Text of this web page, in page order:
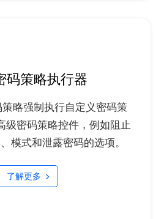
码策略执行器
略强制执行自定义密码策
级密码策略控件，例如阻止
模式和泄露密码的选项。
了解更多